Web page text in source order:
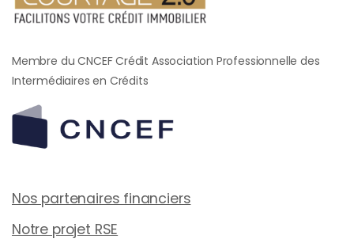
Membre du CNCEF Crédit Association Professionnelle des
Intermédiaires en Crédits
Nos partenaires financiers
Notre projet RSE